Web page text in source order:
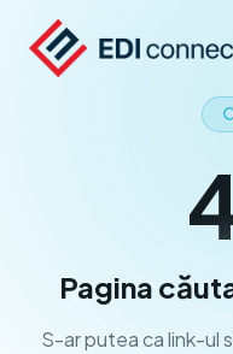
Pagina
S-ar putea ca link-ul